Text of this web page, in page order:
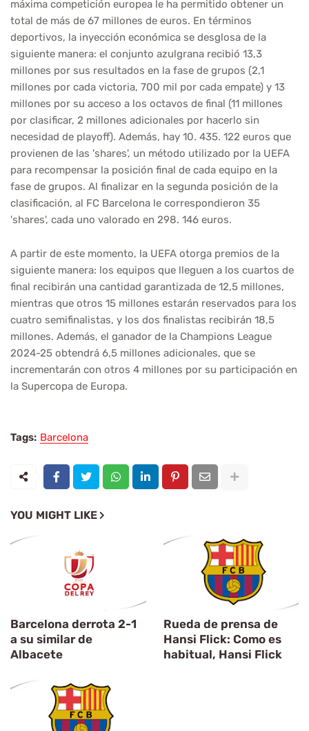
máxima competición europea le ha permitido obtener un
total de más de 67 millones de euros. En términos
deportivos, la inyección económica se desglosa de la
siguiente manera: el conjunto azulgrana recibió 13,3
millones por sus resultados en la fase de grupos (2,1
millones por cada victoria, 700 mil por cada empate) y 13
millones por su acceso a los octavos de final (11 millones
por clasificar, 2 millones adicionales por hacerlo sin
necesidad de playoff). Además, hay 10. 435. 122 euros que
provienen de las 'shares', un método utilizado por la UEFA
para recompensar la posición final de cada equipo en la
fase de grupos. Al finalizar en la segunda posición de la
clasificación, al FC Barcelona le correspondieron 35
'shares', cada uno valorado en 298. 146 euros.
A partir de este momento, la UEFA otorga premios de la
siguiente manera: los equipos que lleguen a los cuartos de
final recibirán una cantidad garantizada de 12,5 millones,
mientras que otros 15 millones estarán reservados para los
cuatro semifinalistas, y los dos finalistas recibirán 18,5
millones. Además, el ganador de la Champions League
2024-25 obtendrá 6,5 millones adicionales, que se
incrementarán con otros 4 millones por su participación en
la Supercopa de Europa.
Tags: Barcelona
YOU MIGHT LIKE
Barcelona derrota 2-1
a su similar de
Albacete
Rueda de prensa de
Hansi Flick: Como es
habitual, Hansi Flick